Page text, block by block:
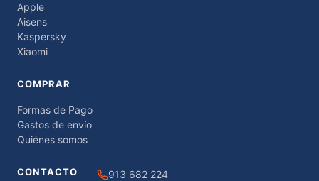
Apple
Aisens
Kaspersky
Xiaomi
COMPRAR
Formas de Pago
Gastos de envío
Quiénes somos
CONTACTO 913 682 224